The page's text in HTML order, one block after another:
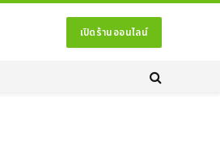
เปิดร้านออนไลน์